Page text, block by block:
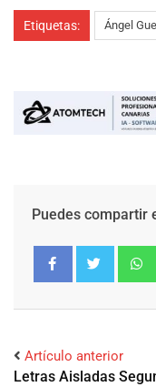
Etiquetas: Ángel
Puedes compartir
Artículo anterior
Letras Aisladas